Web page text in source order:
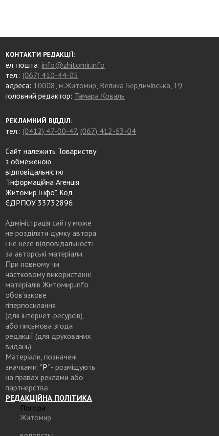
КОНТАКТИ РЕДАКЦІЇ:
ел. пошта:info@zhitomir.info
тел.: (067) 410-44-05
адреса: 10008, м.Житомир, Велика Бердичівська, 19
головний редактор: Тамара Коваль
РЕКЛАМНИЙ ВІДДІЛ:
тел.: (0412) 47-00-47, (067) 412-63-04
Сайт належить Товариству
з обмеженою
відповідальністю
"Інформаційна Агенція
Житомир Інфо". Код
ЄДРПОУ 33732896
Адміністрація сайту може
не розділяти думку автора
і не несе відповідальності
за авторські матеріали.
При повному чи
частковому використанні
матеріалів Житомир.info
обов’язкове
гіперпосилання
(для інтернет-ресурсів),
або письмова згода
редакції (для друкованих
видань)
Матеріали, позначені
значками: "Р"- розміщують
на правах реклами або
партнерства
РЕДАКЦІЙНА ПОЛІТИКА
Погода
Житомир